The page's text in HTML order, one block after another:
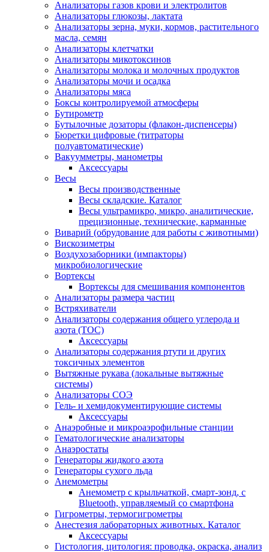
Анализаторы газов крови и электролитов
Анализаторы глюкозы, лактата
Анализаторы зерна, муки, кормов, растительного
масла, семян
Анализаторы клетчатки
Анализаторы микотоксинов
Анализаторы молока и молочных продуктов
Анализаторы мочи и осадка
Анализаторы мяса
Боксы контролируемой атмосферы
Бутирометр
Бутылочные дозаторы (флакон-диспенсеры)
Бюретки цифровые (титраторы
полуавтоматические)
Вакуумметры, манометры
Аксессуары
Весы
Весы производственные
Весы складские. Каталог
Весы ультрамикро, микро, аналитические,
прецизионные, технические, карманные
Виварий (обрудование для работы с животными)
Вискозиметры
Воздухозаборники (импакторы)
микробиологические
Вортексы
Вортексы для смешивания компонентов
Анализаторы размера частиц
Встряхиватели
Анализаторы содержания общего углерода и
азота (ТОС)
Аксессуары
Анализаторы содержания ртути и других
токсичных элементов
Вытяжные рукава (локальные вытяжные
системы)
Анализаторы СОЭ
Гель- и хемидокументирующие системы
Аксессуары
Анаэробные и микроаэрофильные станции
Гематологические анализаторы
Анаэростаты
Генераторы жидкого азота
Генераторы сухого льда
Анемометры
Анемометр с крыльчаткой, смарт-зонд, с
Bluetooth, управляемый со смартфона
Гигрометры, термогигрометры
Анестезия лабораторных животных. Каталог
Аксессуары
Гистология, цитология: проводка, окраска, анализ